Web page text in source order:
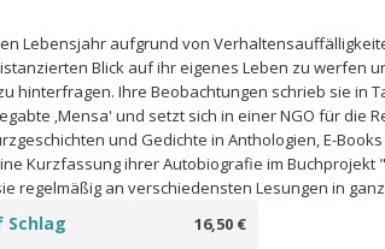
Lebensjahr aufgrund von
Blick auf ihr eigenes Leben zu werfen
hinterfragen. Ihre Beobachtungen schrieb sie in
‚Mensa' und setzt sich in einer NGO für die
und Gedichte in Anthologien, E-
Kurzfassung ihrer Autobiografie im
regelmäßig an verschiedensten Lesungen in
16,50 €
Schlag